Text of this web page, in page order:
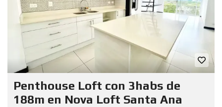
Penthouse Loft con 3habs de
188m en Nova Loft Santa Ana